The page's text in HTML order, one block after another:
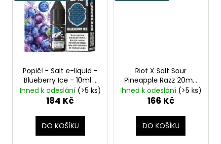
Popič! - Salt e-liquid -
Blueberry Ice - 10ml -
20mgLedová borůvka
Ihned k odeslání (>5 ks)
184 Kč
DO KOŠÍKU
Riot X Salt Sour
Pineapple Razz 20mg
Ananas a nakyslá
malina
Ihned k odeslání (>5 ks)
166 Kč
DO KOŠÍKU